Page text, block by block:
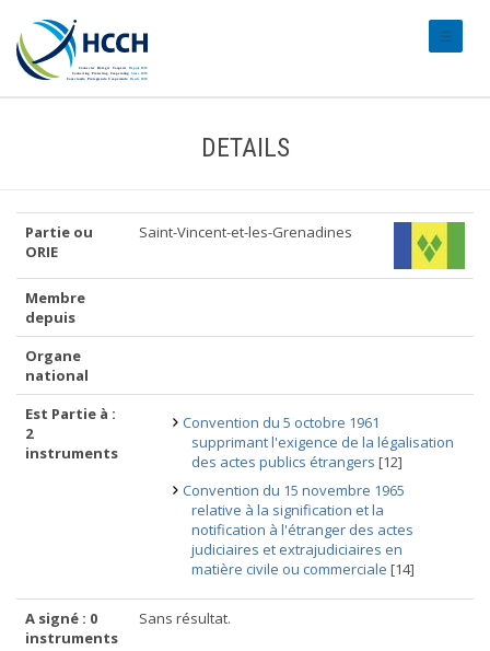
DETAILS
Partie ou
ORIE
Saint-Vincent-et-les-Grenadines
Membre
depuis
Organe
national
Est Partie à :
2
instruments
Convention du 5 octobre 1961
supprimant l'exigence de la légalisation
des actes publics étrangers [12]
Convention du 15 novembre 1965
relative à la signification et la
notification à l'étranger des actes
judiciaires et extrajudiciaires en
matière civile ou commerciale [14]
A signé : 0
instruments
Sans résultat.